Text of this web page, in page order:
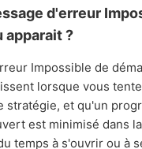
et 208
: 764
d'erreur
apparait ?
Impossible de
lorsque vous
stratégie, et qu'un
est minimisé dans
temps à s'ouvrir ou à